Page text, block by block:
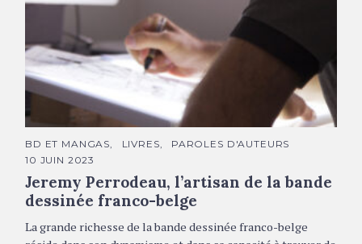
Jeremy Perrodeau © DR
C
T
É
G
O
R
E
BD ET MANGAS LIVRES
PAROLES D'AUTEURS
10 JUIN 2023
Jeremy Perrodeau, l’artisan de la bande
dessinée franco-belge
La grande richesse de la bande dessinée franco-belge